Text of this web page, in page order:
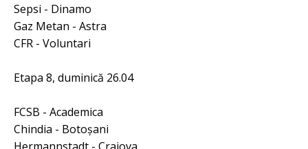
Sepsi - Dinamo
Gaz Metan - Astra
CFR - Voluntari
Etapa 8, duminică 26.04
FCSB - Academica
Chindia - Botoşani